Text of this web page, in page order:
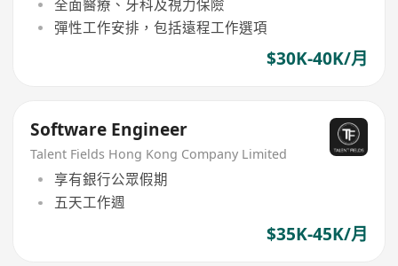
全面醫療、牙科及視力保險
彈性工作安排，包括遠程工作選項
$30K-40K/月
Software Engineer
Talent Fields Hong Kong Company Limited
享有銀行公眾假期
五天工作週
$35K-45K/月